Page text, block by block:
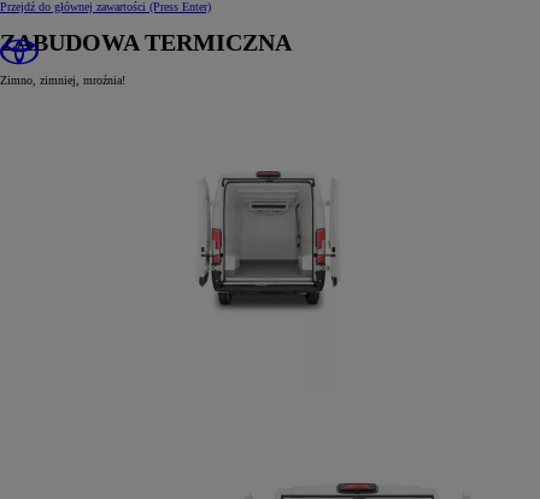
Przejdź do głównej zawartości (Press Enter)
ZABUDOWA TERMICZNA
Zimno, zimniej, mroźnia!